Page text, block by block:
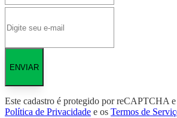
ENVIAR
Este cadastro é protegido por reCAPTCHA e
Política de Privacidade e os Termos de